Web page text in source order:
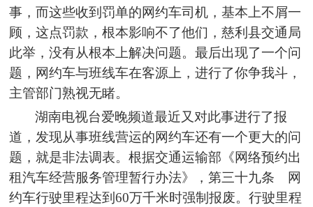
事，而这些收到罚单的网约车司机，基本上不屑一
顾，这点罚款，根本影响不了他们，慈利县交通局
此举，没有从根本上解决问题。最后出现了一个问
题，网约车与班线车在客源上，进行了你争我斗，
主管部门熟视无睹。
湖南电视台爱晚频道最近又对此事进行了报
道，发现从事班线营运的网约车还有一个更大的问
题，就是非法调表。根据交通运输部《网络预约出
租汽车经营服务管理暂行办法》，第三十九条 网
约车行驶里程达到60万千米时强制报废。行驶里程